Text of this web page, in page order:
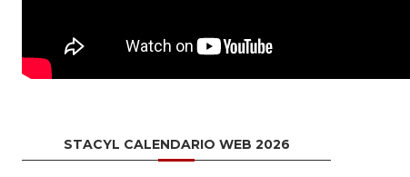
STACYL CALENDARIO WEB 2026